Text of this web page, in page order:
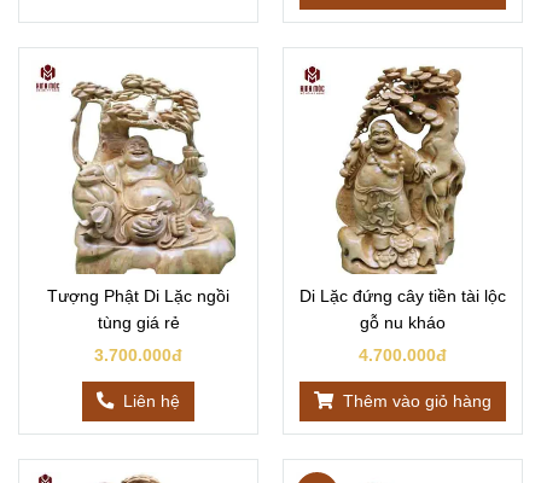
Tượng Phật Di Lặc ngồi
tùng giá rẻ
3.700.000đ
Liên hệ
Di Lặc đứng cây tiền tài lộc
gỗ nu kháo
4.700.000đ
Thêm vào giỏ hàng